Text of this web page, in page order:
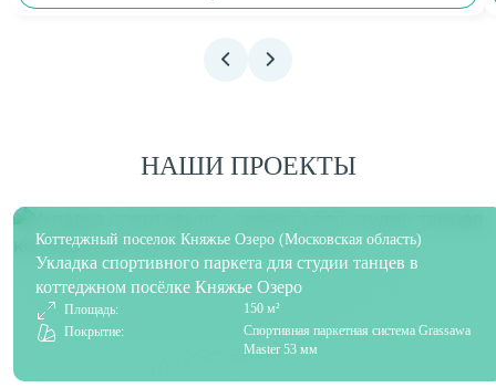
НАШИ ПРОЕКТЫ
Коттеджный поселок Княжье Озеро (Московская область)
Укладка спортивного паркета для студии танцев в
коттеджном посёлке Княжье Озеро
Площадь:
150 м²
Покрытие:
Спортивная паркетная система Grassawa
Master 53 мм